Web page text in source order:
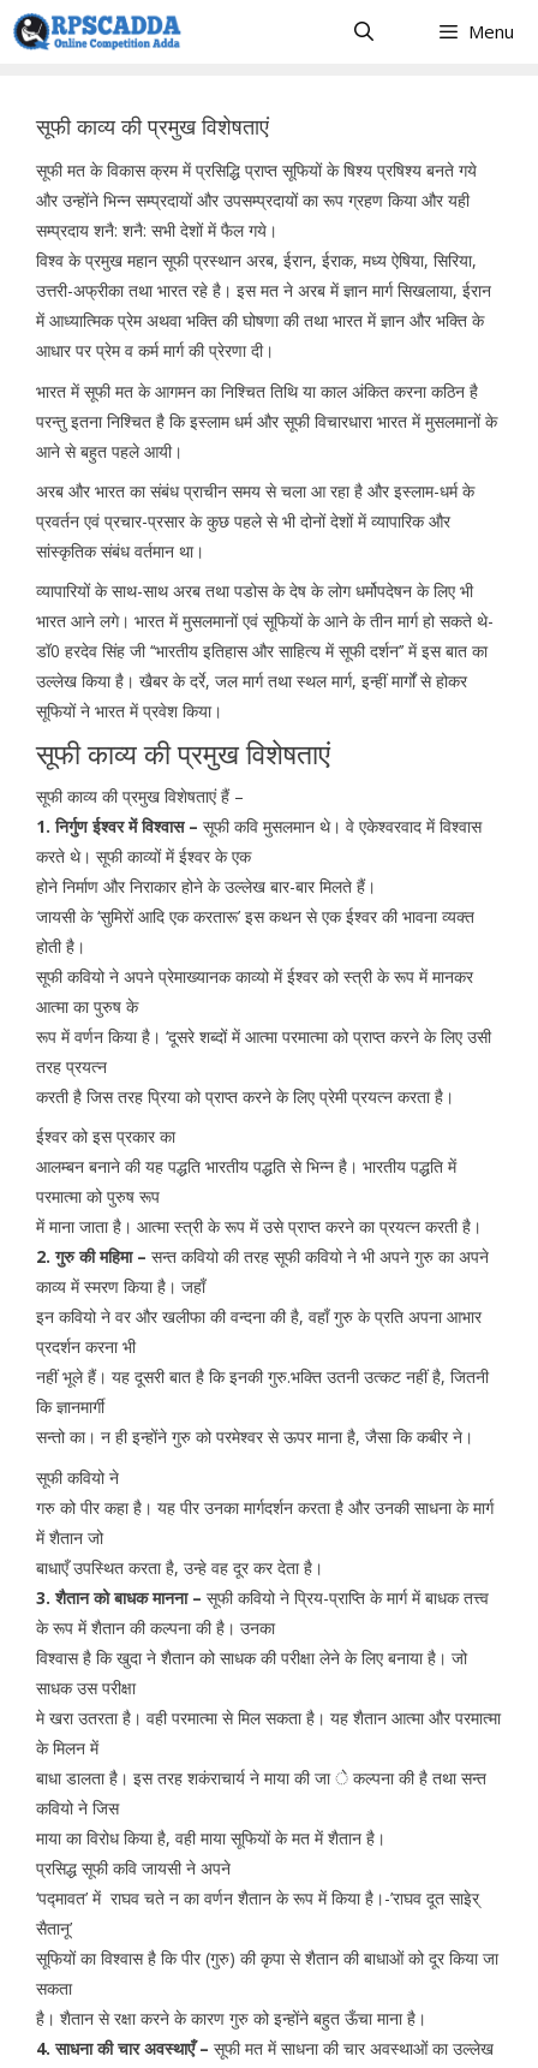
Skip
to
Menu
सूफी काव्य की प्रमुख विशेषताएं
सूफी मत के विकास क्रम में प्रसिद्धि प्राप्त सूफियों के षिश्य प्रषिश्य बनते गये
और उन्होंने भिन्न सम्प्रदायों और उपसम्प्रदायों का रूप ग्रहण किया और यही
सम्प्रदाय शनै: शनै: सभी देशों में फैल गये।
विश्व के प्रमुख महान सूफी प्रस्थान अरब, ईरान, ईराक, मध्य ऐषिया, सिरिया,
उत्तरी-अफ्रीका तथा भारत रहे है। इस मत ने अरब में ज्ञान मार्ग सिखलाया, ईरान
में आध्यात्मिक प्रेम अथवा भक्ति की घोषणा की तथा भारत में ज्ञान और भक्ति के
आधार पर प्रेम व कर्म मार्ग की प्रेरणा दी।
भारत में सूफी मत के आगमन का निश्चित तिथि या काल अंकित करना कठिन है
परन्तु इतना निश्चित है कि इस्लाम धर्म और सूफी विचारधारा भारत में मुसलमानों के
आने से बहुत पहले आयी।
अरब और भारत का संबंध प्राचीन समय से चला आ रहा है और इस्लाम-धर्म के
प्रवर्तन एवं प्रचार-प्रसार के कुछ पहले से भी दोनों देशों में व्यापारिक और
सांस्कृतिक संबंध वर्तमान था।
व्यापारियों के साथ-साथ अरब तथा पडोस के देष के लोग धर्मोपदेषन के लिए भी
भारत आने लगे। भारत में मुसलमानों एवं सूफियों के आने के तीन मार्ग हो सकते थे-
डॉ0 हरदेव सिंह जी ‘‘भारतीय इतिहास और साहित्य में सूफी दर्शन’’ में इस बात का
उल्लेख किया है। खैबर के दर्रे, जल मार्ग तथा स्थल मार्ग, इन्हीं मार्गों से होकर
सूफियों ने भारत में प्रवेश किया।
सूफी काव्य की प्रमुख विशेषताएं
सूफी काव्य की प्रमुख विशेषताएं हैं –
1. निर्गुण ईश्वर में विश्वास – सूफी कवि मुसलमान थे। वे एकेश्वरवाद में विश्वास
करते थे। सूफी काव्यों में ईश्वर के एक
होने निर्माण और निराकार होने के उल्लेख बार-बार मिलते हैं।
जायसी के ‘सुमिरों आदि एक करतारू’ इस कथन से एक ईश्वर की भावना व्यक्त
होती है।
सूफी कवियो ने अपने प्रेमाख्यानक काव्यो में ईश्वर को स्त्री के रूप में मानकर
आत्मा का पुरुष के
रूप में वर्णन किया है। ‘दूसरे शब्दों में आत्मा परमात्मा को प्राप्त करने के लिए उसी
तरह प्रयत्न
करती है जिस तरह प्रिया को प्राप्त करने के लिए प्रेमी प्रयत्न करता है।
ईश्वर को इस प्रकार का
आलम्बन बनाने की यह पद्धति भारतीय पद्धति से भिन्न है। भारतीय पद्धति में
परमात्मा को पुरुष रूप
में माना जाता है। आत्मा स्त्री के रूप में उसे प्राप्त करने का प्रयत्न करती है।
2. गुरु की महिमा – सन्त कवियो की तरह सूफी कवियो ने भी अपने गुरु का अपने
काव्य में स्मरण किया है। जहाँ
इन कवियो ने वर और खलीफा की वन्दना की है, वहाँ गुरु के प्रति अपना आभार
प्रदर्शन करना भी
नहीं भूले हैं। यह दूसरी बात है कि इनकी गुरु.भक्ति उतनी उत्कट नहीं है, जितनी
कि ज्ञानमार्गी
सन्तो का। न ही इन्होंने गुरु को परमेश्वर से ऊपर माना है, जैसा कि कबीर ने।
सूफी कवियो ने
गरु को पीर कहा है। यह पीर उनका मार्गदर्शन करता है और उनकी साधना के मार्ग
में शैतान जो
बाधाएँ उपस्थित करता है, उन्हे वह दूर कर देता है।
3. शैतान को बाधक मानना – सूफी कवियो ने प्रिय-प्राप्ति के मार्ग में बाधक तत्त्व
के रूप में शैतान की कल्पना की है। उनका
विश्वास है कि खुदा ने शैतान को साधक की परीक्षा लेने के लिए बनाया है। जो
साधक उस परीक्षा
मे खरा उतरता है। वही परमात्मा से मिल सकता है। यह शैतान आत्मा और परमात्मा
के मिलन में
बाधा डालता है। इस तरह शकंराचार्य ने माया की जा े कल्पना की है तथा सन्त
कवियो ने जिस
माया का विरोध किया है, वही माया सूफियों के मत में शैतान है।
प्रसिद्ध सूफी कवि जायसी ने अपने
‘पद्मावत’ में राघव चते न का वर्णन शैतान के रूप में किया है।-’राघव दूत साइेर्
सैतानू’
सूफियों का विश्वास है कि पीर (गुरु) की कृपा से शैतान की बाधाओं को दूर किया जा
सकता
है। शैतान से रक्षा करने के कारण गुरु को इन्होंने बहुत ऊँचा माना है।
4. साधना की चार अवस्थाएँ – सूफी मत में साधना की चार अवस्थाओं का उल्लेख